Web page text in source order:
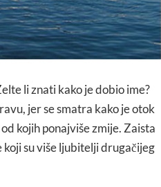
li znati kako je dobio ime?
jer se smatra kako je otok
kojih ponajviše zmije. Zaista
su više ljubitelji drugačijeg